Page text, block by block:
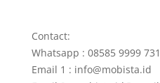
Contact:
Whatsapp : 08585 9999 731
Email 1 : info@mobista.id